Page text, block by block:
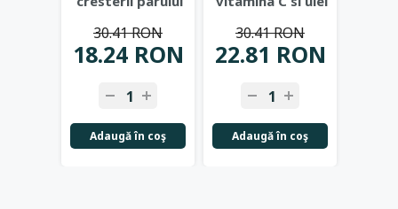
Miracle,...
18.24 RON
30.41 RON
Adaugă în coş
400ml...
22.81 RON
30.41 RON
Adaugă în coş